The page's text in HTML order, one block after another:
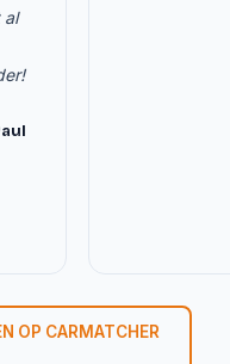
al
OP CARMATCHER